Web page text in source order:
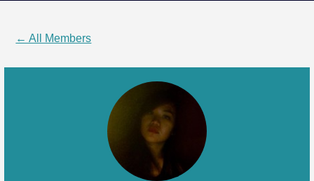
← All Members